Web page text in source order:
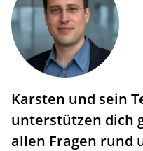
Karsten und sein
unterstützen dich
allen Fragen rund